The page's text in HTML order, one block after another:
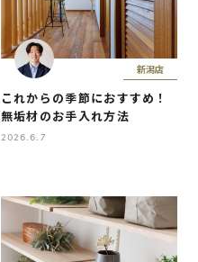
新潟店
これからの季節におすすめ！
無垢材のお手入れ方法
2026.6.7